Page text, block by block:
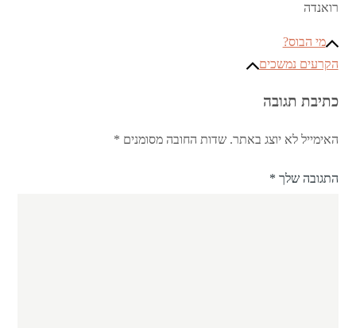
רואנדה
ניווט
מי הבוס?
הקרעים נמשכים
כתיבת תגובה
האימייל לא יוצג באתר. שדות החובה מסומנים *
התגובה שלך *